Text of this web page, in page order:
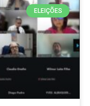
ELEIÇÕES